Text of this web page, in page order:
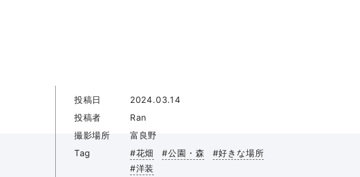
投稿日
2024.03.14
投稿者
Ran
撮影場所
富良野
Tag
#花畑 #公園・森
#好きな場所
#洋装